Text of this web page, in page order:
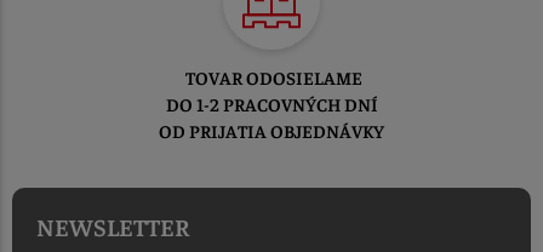
TOVAR ODOSIELAME
DO 1-2 PRACOVNÝCH DNÍ
OD PRIJATIA OBJEDNÁVKY
NEWSLETTER